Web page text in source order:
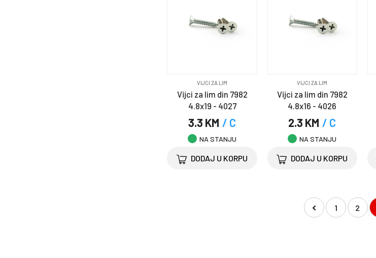
VIJCI ZA LIM
Vijci za lim din 7982
4.8x19 - 4027
3.3 KM / C
NA STANJU
DODAJ U KORPU
VIJCI ZA LIM
Vijci za lim din 7982
4.8x16 - 4026
2.3 KM / C
NA STANJU
DODAJ U KORPU
1 2